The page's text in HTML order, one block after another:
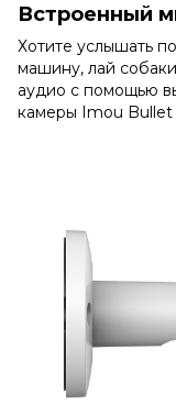
Встроенный
Хотите услышать
машину, лай
аудио с помощью
камеры Imou Bullet